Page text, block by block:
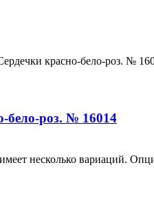
красно-бело-роз. №
бело-роз. № 16014
несколько вариаций.